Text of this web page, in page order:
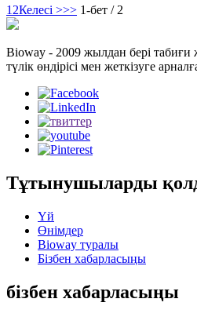
1 2Келесі >>> 1-бет / 2
Bioway - 2009 жылдан бері табиғи
түлік өндірісі мен жеткізуге
Тұтынушыларды
Үй
Өнімдер
Bioway туралы
Бізбен хабарласыңы
бізбен хабарласыңы